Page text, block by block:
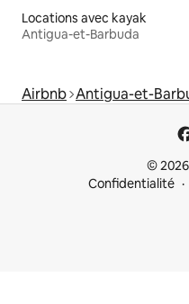
Locations avec kayak
Antigua-et-Barbuda
Airbnb Antigua-et-
©
Confidentialité